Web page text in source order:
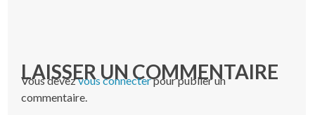
LAISSER UN COMMENTAIRE
Vous devezvous connecterpour publier un
commentaire.